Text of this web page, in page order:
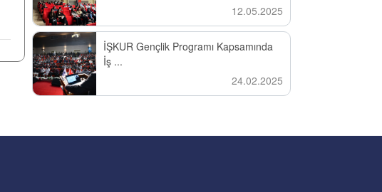
12.05.2025
İŞKUR Gençlik Programı Kapsamında
İş ...
24.02.2025